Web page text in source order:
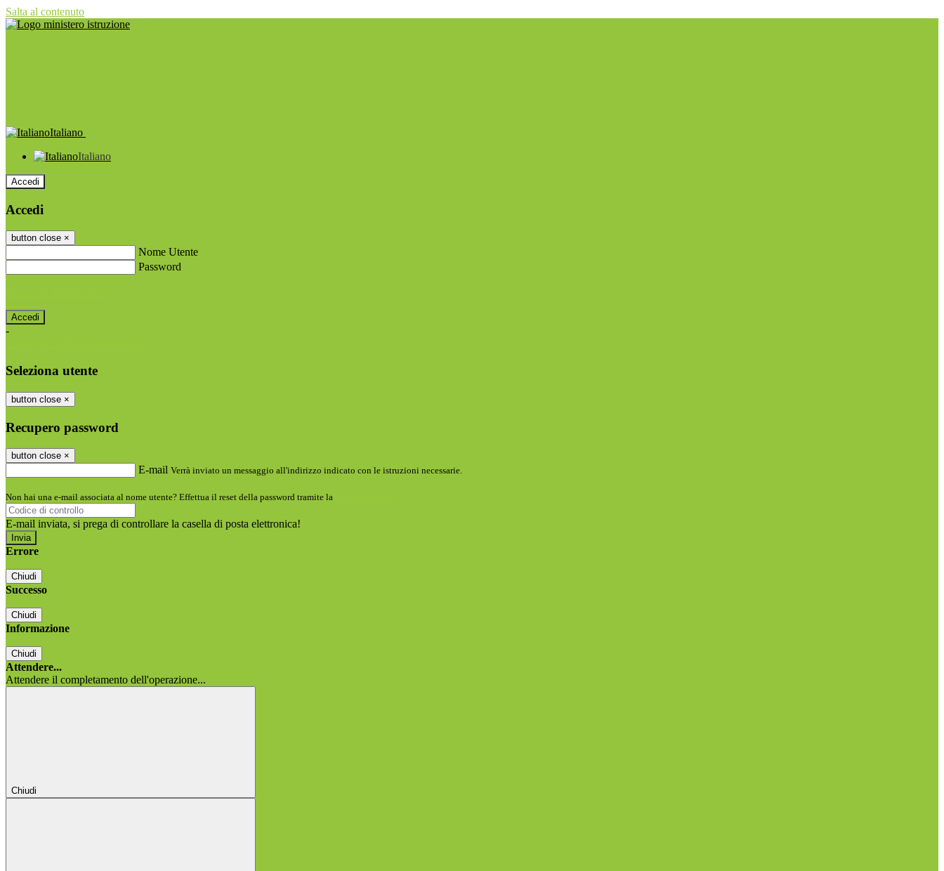
Salta al contenuto
Italiano
Italiano
Accedi
Accedi
button close ×
Nome Utente
Password
-
Seleziona utente
button close ×
Recupero password
button close ×
E-mail Verrà inviato un messaggio all'indirizzo indicato con le istruzioni necessarie.
Non hai una e-mail associata al nome utente? Effettua il reset della password tramite la
E-mail inviata, si prega di controllare la casella di posta elettronica!
Errore
Chiudi
Successo
Chiudi
Informazione
Chiudi
Attendere...
Attendere il completamento dell'operazione...
Chiudi